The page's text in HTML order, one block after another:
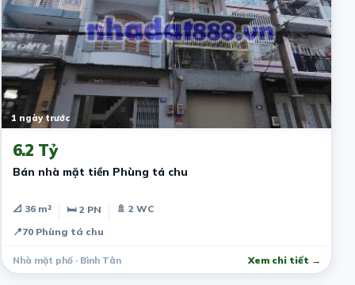
1 ngày trước
6.2 Tỷ
Bán nhà mặt tiền Phùng tá chu
📐 36 m² 🛏 2 PN
🚿 2 WC
📍70 Phùng tá chu
Nhà mặt phố · Bình Tân Xem chi tiết →